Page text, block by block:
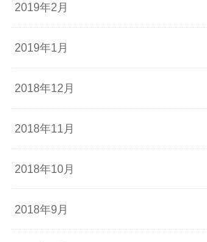
2019年2月
2019年1月
2018年12月
2018年11月
2018年10月
2018年9月